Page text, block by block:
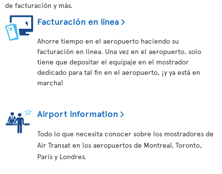
de facturación y más.
Facturación en línea
Ahorre tiempo en el aeropuerto haciendo su
facturación en línea. Una vez en el aeropuerto, solo
tiene que depositar el equipaje en el mostrador
dedicado para tal fin en el aeropuerto, ¡y ya está en
marcha!
Airport information
Todo lo que necesita conocer sobre los mostradores de
Air Transat en los aeropuertos de Montreal, Toronto,
París y Londres.